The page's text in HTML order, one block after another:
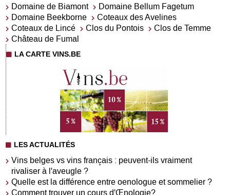
Domaine de Biamont
Domaine Bellum Fagetum
Domaine Beekborne
Coteaux des Avelines
Coteaux de Lincé
Clos du Pontois
Clos de Temme
Château de Fumal
LA CARTE VINS.BE
LES ACTUALITÉS
Vins belges vs vins français : peuvent-ils vraiment
rivaliser à l'aveugle ?
Quelle est la différence entre oenologue et sommelier ?
Comment trouver un cours d'Œnologie?